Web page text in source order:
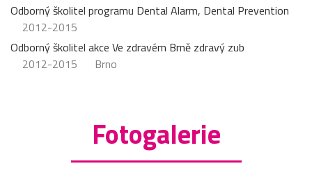
Odborný školitel programu Dental Alarm, Dental Prevention
2012-2015
Odborný školitel akce Ve zdravém Brně zdravý zub
2012-2015
Brno
Fotogalerie